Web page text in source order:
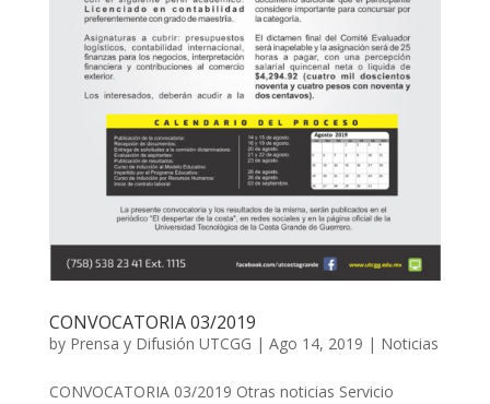
CONVOCATORIA 03/2019
by Prensa y Difusión UTCGG | Ago 14, 2019 | Noticias
CONVOCATORIA 03/2019 Otras noticias Servicio